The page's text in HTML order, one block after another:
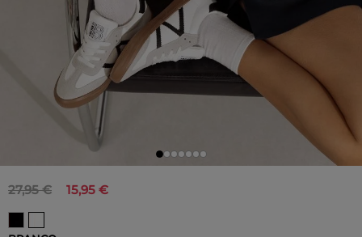
15,95 €
27,95 €